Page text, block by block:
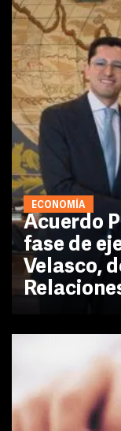
ECONOMÍA
Acuerdo
fase de
Velasco,